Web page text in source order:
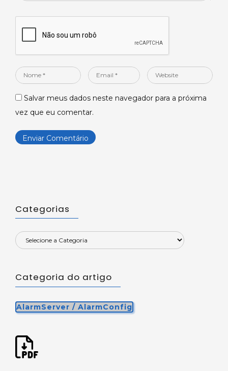
Nome
Email
Website
Salvar meus dados neste navegador para a próxima
vez que eu comentar.
Categorias
Categoria do artigo
AlarmServer / AlarmConfig